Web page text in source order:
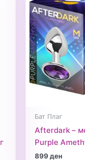
Бат Плаг
Afterdark –
Purple
899ден